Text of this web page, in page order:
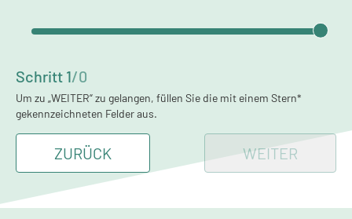
Schritt 1/0
Um zu „WEITER“ zu gelangen, füllen Sie die mit einem Stern*
gekennzeichneten Felder aus.
ZURÜCK WEITER